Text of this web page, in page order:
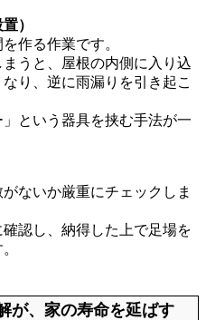
）
作る作業です。
うと、屋根の内側に入り込
り、逆に雨漏りを引き起こ
という器具を挟む手法が一
ないか厳重にチェックしま
認し、納得した上で足場を
が、家の寿命を延ばす